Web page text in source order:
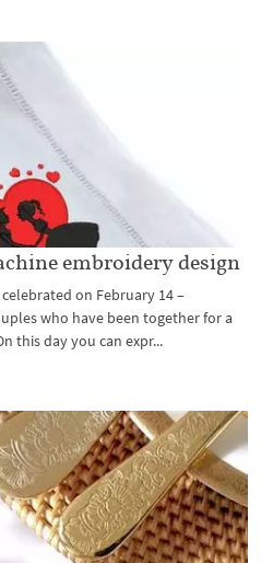
embroidery design
on February 14 –
who have been together for a
this day you can expr...